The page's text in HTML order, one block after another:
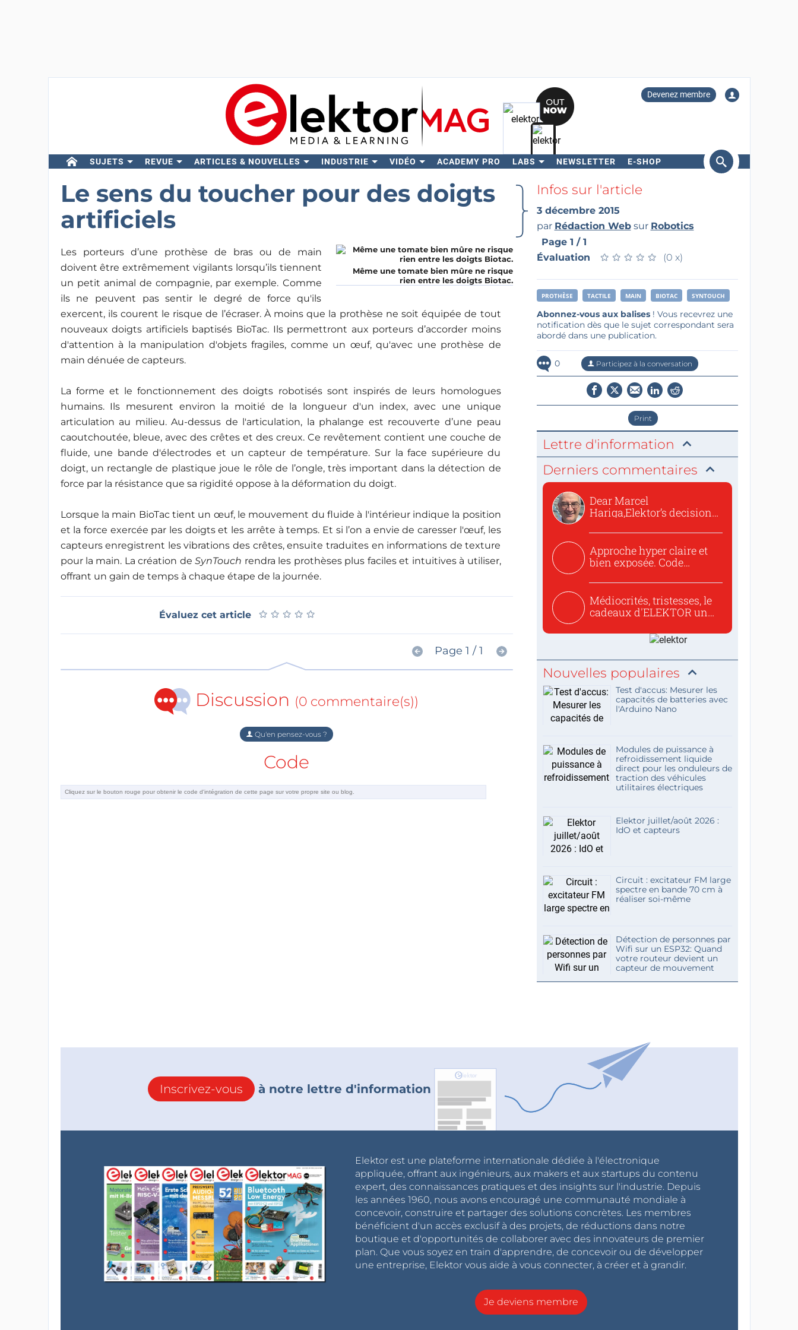
Devenez membre
SUJETS REVUE ARTICLES & NOUVELLES INDUSTRIE VIDÉO ACADEMY PRO LABS NEWSLETTER E-SHOP
Rechercher
Le sens du toucher pour des doigts
artificiels
Même une tomate bien mûre ne risque
rien entre les doigts Biotac.
Les porteurs d’une prothèse de bras ou de main
doivent être extrêmement vigilants lorsqu’ils tiennent
un petit animal de compagnie, par exemple. Comme
ils ne peuvent pas sentir le degré de force qu'ils
exercent, ils courent le risque de l’écraser. À moins que la prothèse ne soit équipée de tout
nouveaux doigts artificiels baptisés BioTac. Ils permettront aux porteurs d’accorder moins
d'attention à la manipulation d'objets fragiles, comme un œuf, qu'avec une prothèse de
main dénuée de capteurs.
La forme et le fonctionnement des doigts robotisés sont inspirés de leurs homologues
humains. Ils mesurent environ la moitié de la longueur d'un index, avec une unique
articulation au milieu. Au-dessus de l'articulation, la phalange est recouverte d’une peau
caoutchoutée, bleue, avec des crêtes et des creux. Ce revêtement contient une couche de
fluide, une bande d'électrodes et un capteur de température. Sur la face supérieure du
doigt, un rectangle de plastique joue le rôle de l’ongle, très important dans la détection de
force par la résistance que sa rigidité oppose à la déformation du doigt.
Lorsque la main BioTac tient un œuf, le mouvement du fluide à l'intérieur indique la position
et la force exercée par les doigts et les arrête à temps. Et si l’on a envie de caresser l'œuf, les
capteurs enregistrent les vibrations des crêtes, ensuite traduites en informations de texture
pour la main. La création deSynTouch rendra les prothèses plus faciles et intuitives à utiliser,
offrant un gain de temps à chaque étape de la journée.
Évaluez cet article ★ ★ ★ ★ ★
★ ★ ★ ★ ★
Page 1 / 1
Discussion (0 commentaire(s))
Qu'en pensez-vous ?
Code
Infos sur l'article
3 décembre 2015
par Rédaction Websur Robotics
Page 1 / 1
Évaluation
★ ★ ★ ★ ★
★ ★ ★ ★ ★ (0 x)
PROTHÈSE TACTILE MAIN BIOTAC SYNTOUCH
Abonnez-vous aux balises! Vous recevrez une
notification dès que le sujet correspondant sera
abordé dans une publication.
0 Participez à la conversation
Print
Lettre d'information
Derniers commentaires
Dear Marcel
Hariga,Elektor’s decision
Approche hyper claire et
bien exposée. Code
Médiocrités, tristesses, le
cadeaux d'ELEKTOR un
Nouvelles populaires
Test d'accus: Mesurer les
capacités de batteries avec
l'Arduino Nano
Modules de puissance à
refroidissement liquide
direct pour les onduleurs de
traction des véhicules
utilitaires électriques
Elektor juillet/août 2026 :
IdO et capteurs
Circuit : excitateur FM large
spectre en bande 70 cm à
réaliser soi-même
Détection de personnes par
Wifi sur un ESP32: Quand
votre routeur devient un
capteur de mouvement
Inscrivez-vous à notre lettre d'information
Elektor est une plateforme internationale dédiée à l'électronique
appliquée, offrant aux ingénieurs, aux makers et aux startups du contenu
expert, des connaissances pratiques et des insights sur l'industrie. Depuis
les années 1960, nous avons encouragé une communauté mondiale à
concevoir, construire et partager des solutions concrètes. Les membres
bénéficient d'un accès exclusif à des projets, de réductions dans notre
boutique et d'opportunités de collaborer avec des innovateurs de premier
plan. Que vous soyez en train d'apprendre, de concevoir ou de développer
une entreprise, Elektor vous aide à vous connecter, à créer et à grandir.
Je deviens membre